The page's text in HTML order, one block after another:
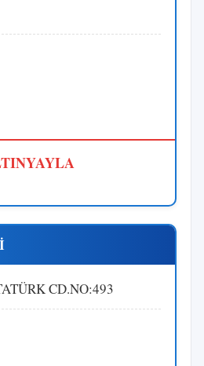
CD.NO:493